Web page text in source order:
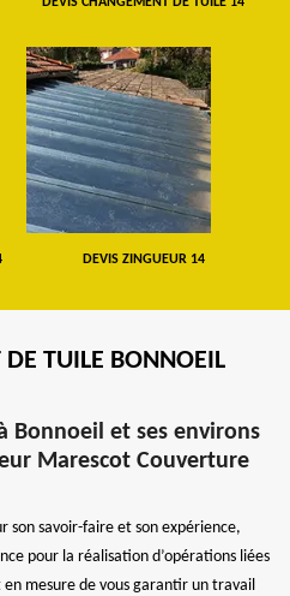
DEVIS ZINGUEUR 14
TUILE BONNOEIL
Bonnoeil et ses environs
Marescot Couverture
son savoir-faire et son expérience,
pour la réalisation d’opérations liées
mesure de vous garantir un travail